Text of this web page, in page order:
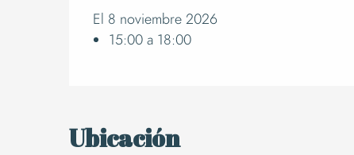
El 8 noviembre 2026
15:00 a 18:00
Ubicación